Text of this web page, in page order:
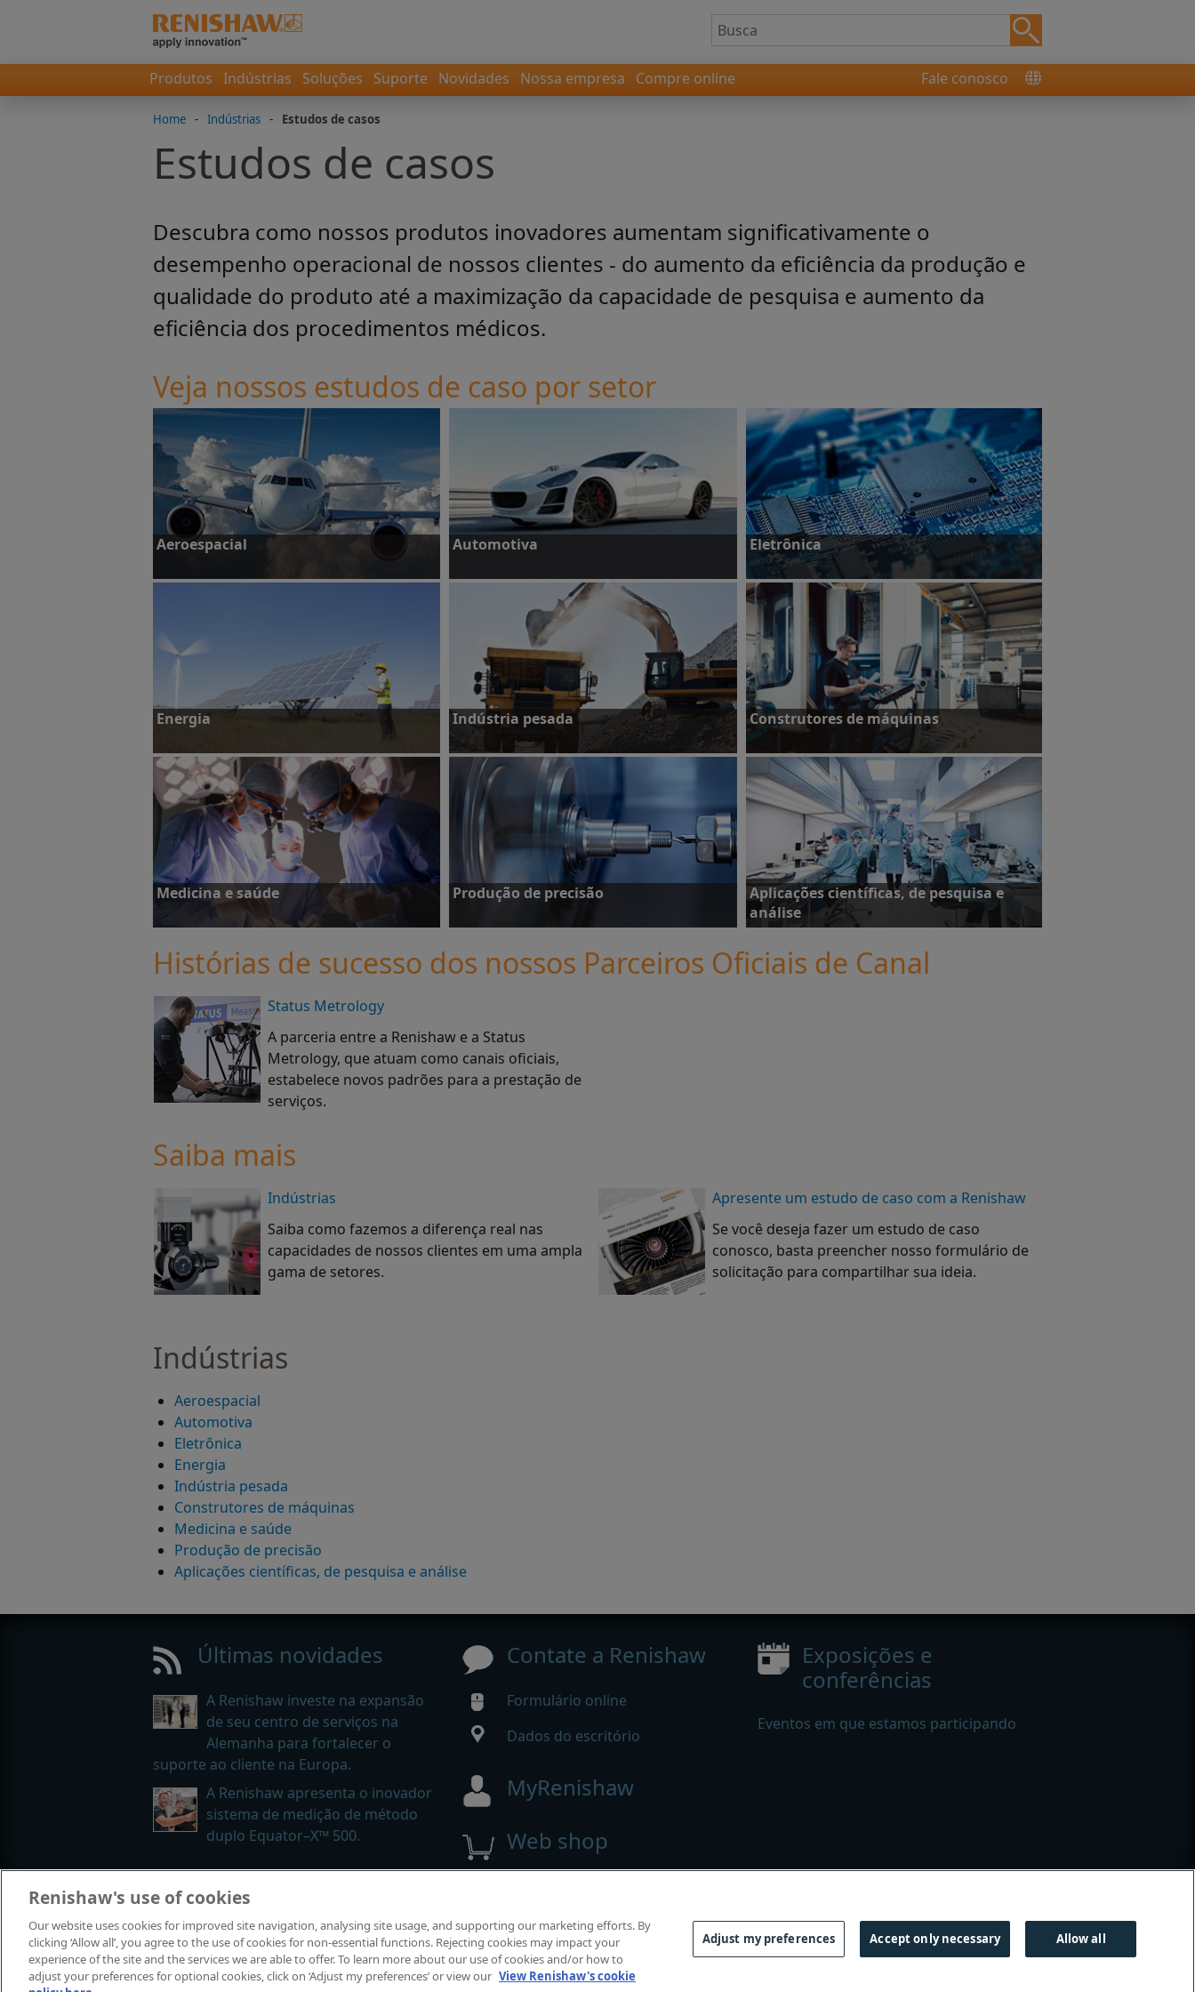
Produtos Indústrias Soluções Suporte Novidades Nossa empresa Compre online Fale conosco
Home - Indústrias - Estudos de casos
Estudos de casos
Descubra como nossos produtos inovadores aumentam significativamente o
desempenho operacional de nossos clientes - do aumento da eficiência da produção e
qualidade do produto até a maximização da capacidade de pesquisa e aumento da
eficiência dos procedimentos médicos.
Veja nossos estudos de caso por setor
Aeroespacial
Veja estudos de caso
Automotiva
Veja estudos de caso
Eletrônica
Veja estudos de caso
Energia
Veja estudos de caso
Indústria pesada
Veja estudos de caso
Construtores de máquinas
Medicina e saúde
Veja estudos de caso
Produção de precisão
Aplicações científicas, de pesquisa e
análise
Histórias de sucesso dos nossos Parceiros Oficiais de Canal
Status Metrology
A parceria entre a Renishaw e a Status
Metrology, que atuam como canais oficiais,
estabelece novos padrões para a prestação de
serviços.
Saiba mais
Indústrias
Saiba como fazemos a diferença real nas
capacidades de nossos clientes em uma ampla
gama de setores.
Apresente um estudo de caso com a Renishaw
Se você deseja fazer um estudo de caso
conosco, basta preencher nosso formulário de
solicitação para compartilhar sua ideia.
Indústrias
Aeroespacial
Automotiva
Eletrônica
Energia
Indústria pesada
Construtores de máquinas
Medicina e saúde
Produção de precisão
Aplicações científicas, de pesquisa e análise
Últimas novidades
A Renishaw investe na expansão
de seu centro de serviços na
Alemanha para fortalecer o
suporte ao cliente na Europa.
A Renishaw apresenta o inovador
sistema de medição de método
duplo Equator–X™ 500.
Contate a Renishaw
Formulário online
Dados do escritório
MyRenishaw
Web shop
Exposições e
conferências
Eventos em que estamos participando
Fale conosco|Legal e conformidade|Acessibilidade|Privacidade|Guia de cookies| Aviso de linguagem de gênero
Renishaw's use of cookies
Our website uses cookies for improved site navigation, analysing site usage, and supporting our marketing efforts. By
clicking ‘Allow all’, you agree to the use of cookies for non-essential functions. Rejecting cookies may impact your
experience of the site and the services we are able to offer. To learn more about our use of cookies and/or how to
adjust your preferences for optional cookies, click on ‘Adjust my preferences’ or view our View Renishaw's cookie
Adjust my preferences Accept only necessary Allow all